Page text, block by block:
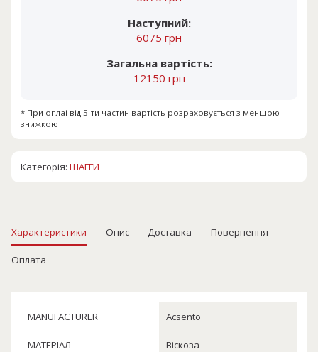
Наступний:
6075 грн
Загальна вартість:
12150 грн
* При оплаі від 5-ти частин вартість розраховується з меншою
знижкою
Категорія:ШАГГИ
Характеристики Опис Доставка Повернення
Оплата
MANUFACTURER Acsento
МАТЕРІАЛ Віскоза